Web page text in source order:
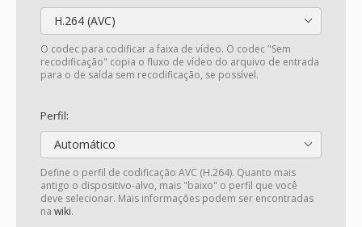
H.264 (AVC)
O codec para codificar a faixa de vídeo. O codec "Sem
recodificação" copia o fluxo de vídeo do arquivo de entrada
para o de saída sem recodificação, se possível.
Perfil:
Automático
Define o perfil de codificação AVC (H.264). Quanto mais
antigo o dispositivo-alvo, mais "baixo" o perfil que você
deve selecionar. Mais informações podem ser encontradas
na wiki.